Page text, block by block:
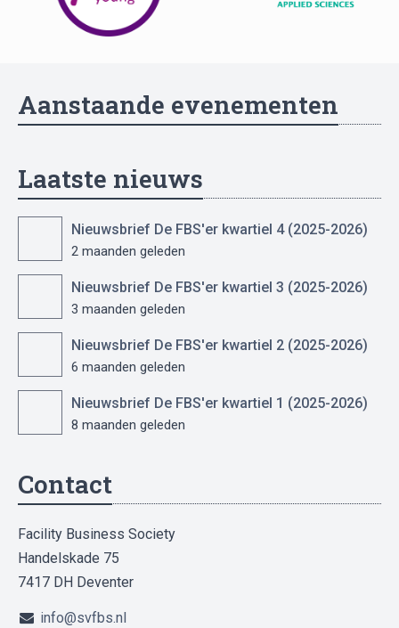
Aanstaande evenementen
Laatste nieuws
Nieuwsbrief De FBS'er kwartiel 4 (2025-2026)
2 maanden geleden
Nieuwsbrief De FBS'er kwartiel 3 (2025-2026)
3 maanden geleden
Nieuwsbrief De FBS'er kwartiel 2 (2025-2026)
6 maanden geleden
Nieuwsbrief De FBS'er kwartiel 1 (2025-2026)
8 maanden geleden
Contact
Facility Business Society
Handelskade 75
7417 DH Deventer
info@svfbs.nl